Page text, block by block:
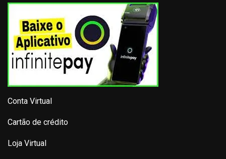
Conta Virtual
Cartão de crédito
Loja Virtual